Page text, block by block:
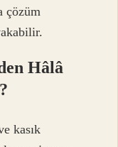
çözüm
Hâlâ
kasık